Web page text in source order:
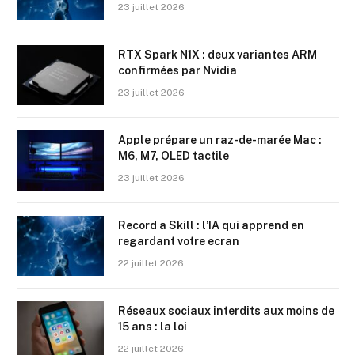
23 juillet 2026
RTX Spark N1X : deux variantes ARM
confirmées par Nvidia
23 juillet 2026
Apple prépare un raz-de-marée Mac :
M6, M7, OLED tactile
23 juillet 2026
Record a Skill : l’IA qui apprend en
regardant votre ecran
22 juillet 2026
Réseaux sociaux interdits aux moins de
15 ans : la loi
22 juillet 2026